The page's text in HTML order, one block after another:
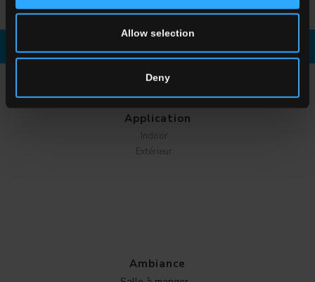
Allow selection
Deny
Télécharger le brochure Demander des infos
CHOISISSEZ UNE COLLECTION POUR
Application
Indoor
Extérieur
Ambiance